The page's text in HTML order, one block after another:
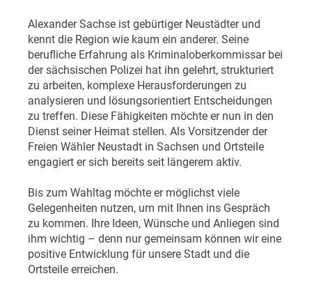
Alexander Sachse ist gebürtiger Neustädter und
kennt die Region wie kaum ein anderer. Seine
berufliche Erfahrung als Kriminaloberkommissar bei
der sächsischen Polizei hat ihn gelehrt, strukturiert
zu arbeiten, komplexe Herausforderungen zu
analysieren und lösungsorientiert Entscheidungen
zu treffen. Diese Fähigkeiten möchte er nun in den
Dienst seiner Heimat stellen. Als Vorsitzender der
Freien Wähler Neustadt in Sachsen und Ortsteile
engagiert er sich bereits seit längerem aktiv.
Bis zum Wahltag möchte er möglichst viele
Gelegenheiten nutzen, um mit Ihnen ins Gespräch
zu kommen. Ihre Ideen, Wünsche und Anliegen sind
ihm wichtig – denn nur gemeinsam können wir eine
positive Entwicklung für unsere Stadt und die
Ortsteile erreichen.